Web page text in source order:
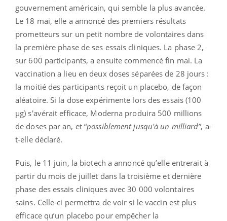
gouvernement américain, qui semble la plus avancée.
Le 18 mai, elle a annoncé des premiers résultats
prometteurs sur un petit nombre de volontaires dans
la première phase de ses essais cliniques. La phase 2,
sur 600 participants, a ensuite commencé fin mai. La
vaccination a lieu en deux doses séparées de 28 jours :
la moitié des participants reçoit un placebo, de façon
aléatoire. Si la dose expérimente lors des essais (100
μg) s'avérait efficace, Moderna produira 500 millions
de doses par an, et “possiblement jusqu'à un milliard”, a-
t-elle déclaré.
Puis, le 11 juin, la biotech a annoncé qu’elle entrerait à
partir du mois de juillet dans la troisième et dernière
phase des essais cliniques avec 30 000 volontaires
sains. Celle-ci permettra de voir si le vaccin est plus
efficace qu’un placebo pour empêcher la